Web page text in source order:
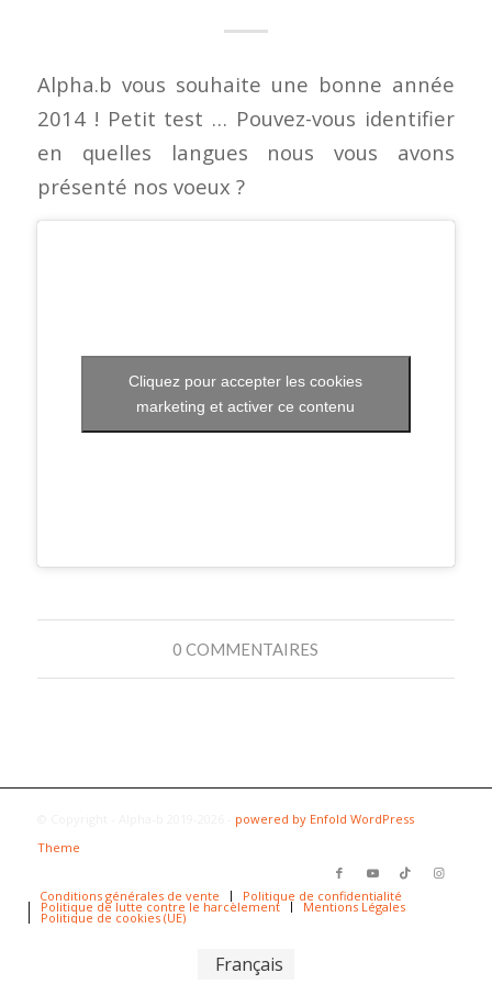
Alpha.b vous souhaite une bonne année
2014 ! Petit test … Pouvez-vous identifier
en quelles langues nous vous avons
présenté nos voeux ?
Cliquez pour accepter les cookies
marketing et activer ce contenu
0 COMMENTAIRES
powered by Enfold WordPress
Theme
Conditions générales de vente Politique de confidentialité
Politique de lutte contre le harcèlement Mentions Légales
Politique de cookies (UE)
Français